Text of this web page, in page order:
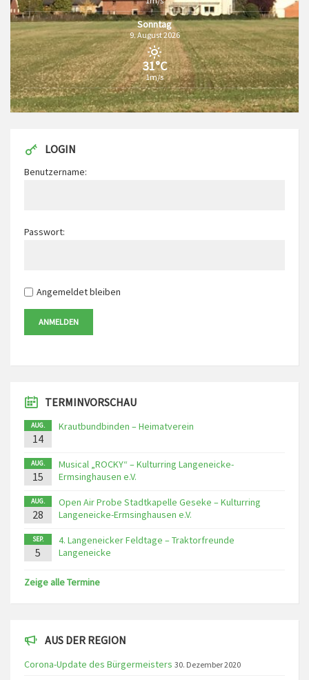
Sonntag
9. August 2026
31°C
1m/s
LOGIN
Benutzername:
Passwort:
Angemeldet bleiben
ANMELDEN
TERMINVORSCHAU
AUG.
14
Krautbundbinden – Heimatverein
AUG.
15
Musical „ROCKY“ – Kulturring Langeneicke-
Ermsinghausen e.V.
AUG.
28
Open Air Probe Stadtkapelle Geseke – Kulturring
Langeneicke-Ermsinghausen e.V.
SEP.
5
4. Langeneicker Feldtage – Traktorfreunde
Langeneicke
Zeige alle Termine
AUS DER REGION
Corona-Update des Bürgermeisters 30. Dezember 2020